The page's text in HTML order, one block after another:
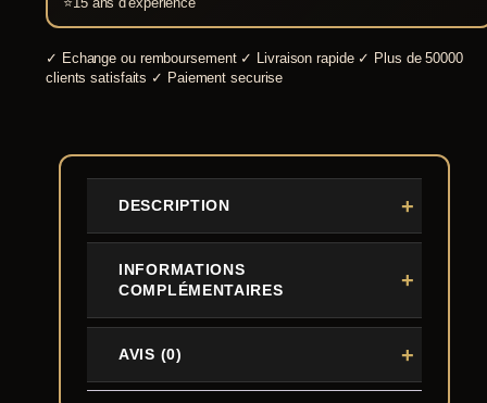
✓ Echange ou remboursement ✓ Livraison rapide ✓ Plus de 50000
clients satisfaits ✓ Paiement securise
DESCRIPTION
INFORMATIONS
COMPLÉMENTAIRES
AVIS (0)